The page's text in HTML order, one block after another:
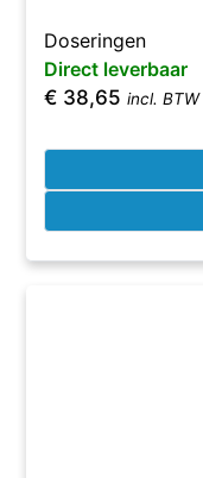
Doseringen
Direct leverbaar
€ 38,65 incl. BTW